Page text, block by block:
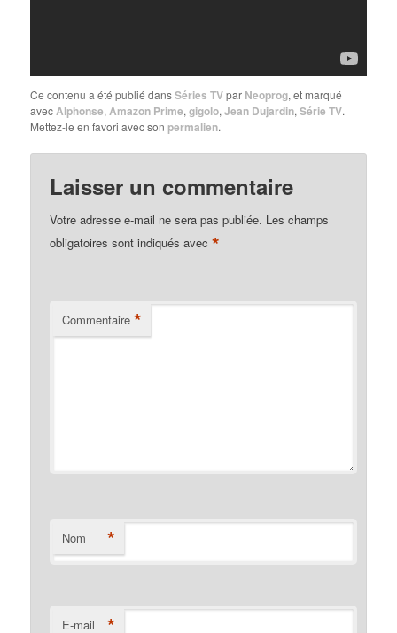
Ce contenu a été publié dansSéries TVpar Neoprog, et marqué
avecAlphonse, Amazon Prime,gigolo,Jean Dujardin,Série TV.
Mettez-le en favori avec son permalien.
Laisser un commentaire
Votre adresse e-mail ne sera pas publiée. Les champs
obligatoires sont indiqués avec*
Commentaire *
Nom *
E-mail *